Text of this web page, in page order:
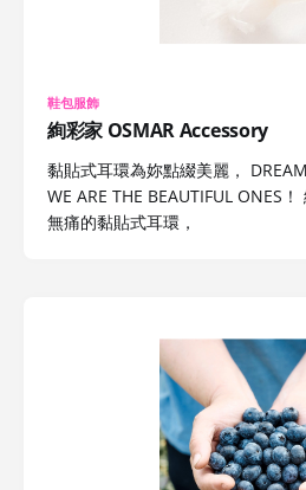
鞋包服飾
絢彩家 OSMAR Accessory
黏貼式耳環為妳點綴美麗，
WE ARE THE BEAUTIFUL ONES
無痛的黏貼式耳環，